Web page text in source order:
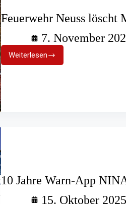
Feuerwehr Neuss löscht
7. November
WeiterlesenFeuerwehr
Neuss
10 Jahre Warn-App
15. Oktober 2025